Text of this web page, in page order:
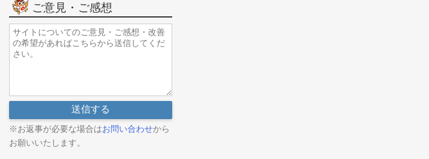
ご意見・ご感想
※お返事が必要な場合はお問い合わせから
お願いいたします。